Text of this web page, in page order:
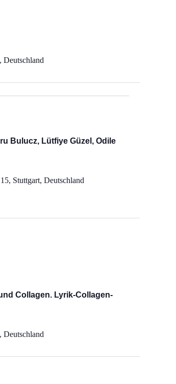
Deutschland
Bulucz, Lütfiye Güzel, Odile
Stuttgart, Deutschland
Collagen. Lyrik-Collagen-
Deutschland